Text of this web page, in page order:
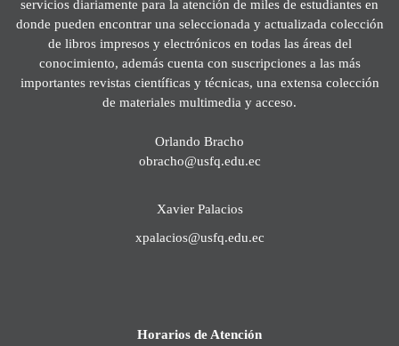
servicios diariamente para la atención de miles de estudiantes en
donde pueden encontrar una seleccionada y actualizada colección
de libros impresos y electrónicos en todas las áreas del
conocimiento, además cuenta con suscripciones a las más
importantes revistas científicas y técnicas, una extensa colección
de materiales multimedia y acceso.
Orlando Bracho
obracho@usfq.edu.ec
Xavier Palacios
xpalacios@usfq.edu.ec
Horarios de Atención